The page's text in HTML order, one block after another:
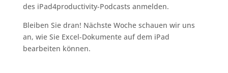
des iPad4productivity-Podcasts anmelden.
Bleiben Sie dran! Nächste Woche schauen wir uns
an, wie Sie Excel-Dokumente auf dem iPad
bearbeiten können.